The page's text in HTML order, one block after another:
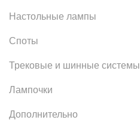
Настольные лампы
Споты
Трековые и шинные системы
Лампочки
Дополнительно